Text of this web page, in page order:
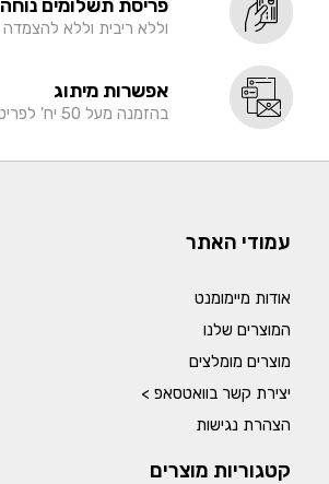
פריסת תשלומים נוחה
וללא ריבית וללא להצמדה
אפשרות מיתוג
בהזמנה מעל 50 יח' לפריט
עמודי האתר
אודות מיימומנט
המוצרים שלנו
מוצרים מומלצים
יצירת קשר בוואטסאפ >
הצהרת נגישות
קטגוריות מוצרים